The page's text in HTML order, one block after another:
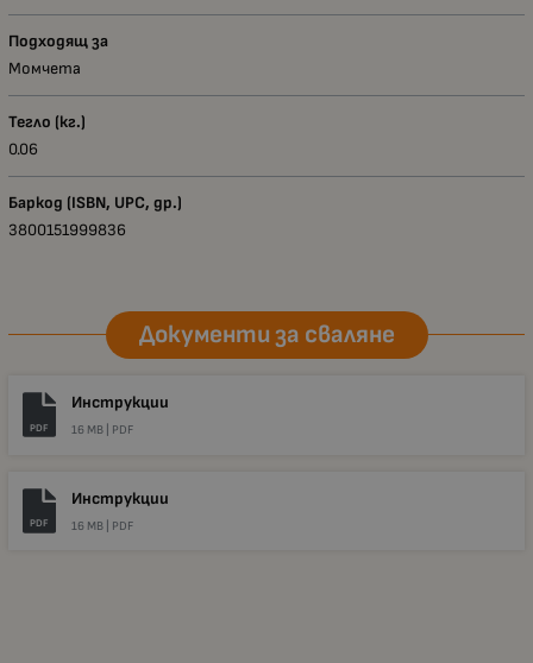
Подходящ за
Момчета
Тегло (кг.)
0.06
Баркод (ISBN, UPC, др.)
3800151999836
Документи за сваляне
PDF
Инструкции
16 MB | PDF
PDF
Инструкции
16 MB | PDF